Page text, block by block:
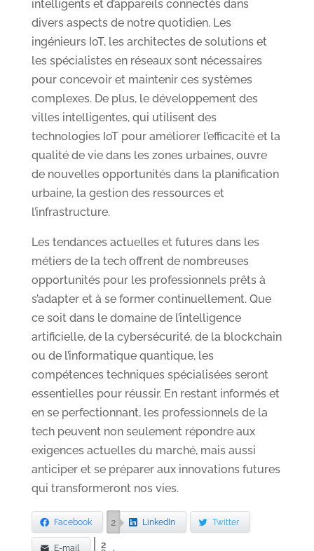
intelligents et d’appareils connectés dans
divers aspects de notre quotidien. Les
ingénieurs IoT, les architectes de solutions et
les spécialistes en réseaux sont nécessaires
pour concevoir et maintenir ces systèmes
complexes. De plus, le développement des
villes intelligentes, qui utilisent des
technologies IoT pour améliorer l’efficacité et la
qualité de vie dans les zones urbaines, ouvre
de nouvelles opportunités dans la planification
urbaine, la gestion des ressources et
l’infrastructure.
Les tendances actuelles et futures dans les
métiers de la tech offrent de nombreuses
opportunités pour les professionnels prêts à
s’adapter et à se former continuellement. Que
ce soit dans le domaine de l’intelligence
artificielle, de la cybersécurité, de la blockchain
ou de l’informatique quantique, les
compétences techniques spécialisées seront
essentielles pour réussir. En restant informés et
en se perfectionnant, les professionnels de la
tech peuvent non seulement répondre aux
exigences actuelles du marché, mais aussi
anticiper et se préparer aux innovations futures
qui transformeront nos vies.
Facebook 2 LinkedIn Twitter
E-mail 2